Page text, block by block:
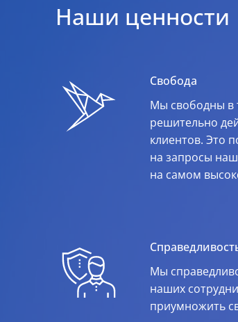
Наши ценности
Свобода
Мы свободны в
решительно
клиентов. Это
на запросы
на самом
Мы
наших
приумножить